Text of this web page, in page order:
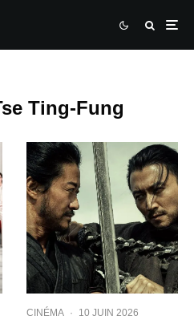
Ting-Fung
CINÉMA · 10 JUIN 2026